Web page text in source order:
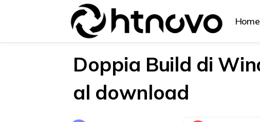
Home
{{POSTS[0].LABEL}}
{{POSTS[0].LABEL}}
Doppia Build di
al download